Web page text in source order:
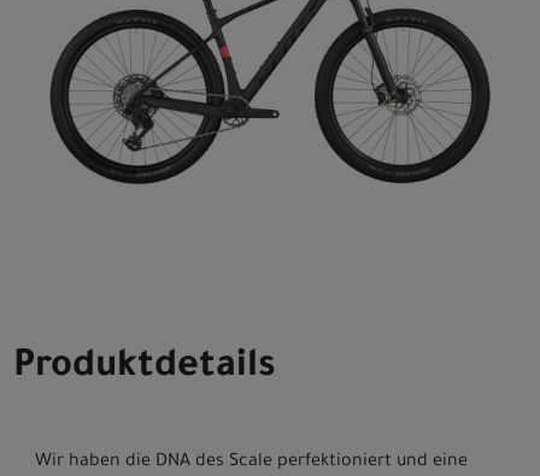
Produktdetails
Wir haben die DNA des Scale perfektioniert und eine